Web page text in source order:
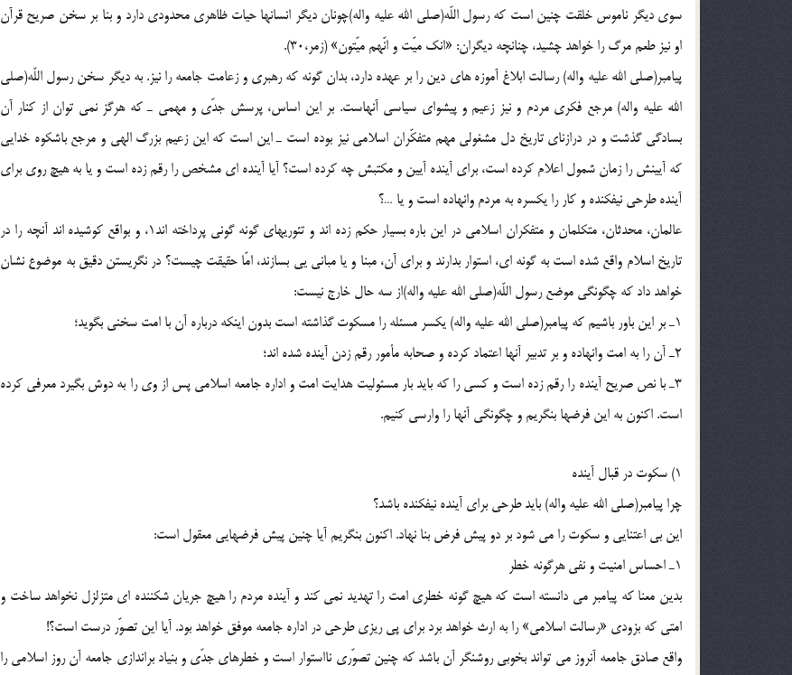
سوى ديگر ناموس خلقت چنين است كه رسول اللّه(صلی الله علیه واله)چونان ديگر انسانها حيات ظاهرى محدودى دارد و بنا بر سخن صريح قرآن
او نيز طعم مرگ را خواهد چشيد، چنانچه ديگران: «انك ميّت و انّهم ميّتون» (زمر،30).
پيامبر(صلی الله علیه واله) رسالت ابلاغ آموزه هاى دين را بر عهده دارد، بدان گونه كه رهبرى و زعامت جامعه را نيز. به ديگر سخن رسول اللّه(صلی
الله علیه واله) مرجع فكرى مردم و نيز زعيم و پيشواى سياسى آنهاست. بر اين اساس، پرسش جدّى و مهمى ـ كه هرگز نمى توان از كنار آن
بسادگى گذشت و در درازناى تاريخ دل مشغولى مهم متفكّران اسلامى نيز بوده است ـ اين است كه اين زعيم بزرگ الهى و مرجع باشكوه خدايى
كه آيينش را زمان شمول اعلام كرده است، براى آينده آيين و مكتبش چه كرده است؟ آيا آينده اى مشخص را رقم زده است و يا به هيچ روى براى
آينده طرحى نيفكنده و كار را يكسره به مردم وانهاده است و يا …؟
عالمان، محدثان، متكلمان و متفكران اسلامى در اين باره بسيار حكم زده اند و تئوريهاى گونه گونى پرداخته اند1، و بواقع كوشيده اند آنچه را در
تاريخ اسلام واقع شده است به گونه اى، استوار بدارند و براى آن، مبنا و يا مبانى يى بسازند، امّا حقيقت چيست؟ در نگريستن دقيق به موضوع نشان
خواهد داد كه چگونگى موضع رسول اللّه(صلی الله علیه واله)از سه حال خارج نيست:
1ـ بر اين باور باشيم كه پيامبر(صلی الله علیه واله) يكسر مسئله را مسكوت گذاشته است بدون اينكه درباره آن با امت سخنى بگويد؛
2ـ آن را به امت وانهاده و بر تدبير آنها اعتماد كرده و صحابه مأمور رقم زدن آينده شده اند؛
3ـ با نص صريح آينده را رقم زده است و كسى را كه بايد بار مسئوليت هدايت امت و اداره جامعه اسلامى پس از وى را به دوش بگيرد معرفى كرده
است. اكنون به اين فرضها بنگريم و چگونگى آنها را وارسى كنيم.
1) سكوت در قبال آينده
چرا پيامبر(صلی الله علیه واله) بايد طرحى براى آينده نيفكنده باشد؟
اين بى اعتنايى و سكوت را مى شود بر دو پيش فرض بنا نهاد. اكنون بنگريم آيا چنين پيش فرضهايى معقول است:
1ـ احساس امنيت و نفى هرگونه خطر
بدين معنا كه پيامبر مى دانسته است كه هيچ گونه خطرى امت را تهديد نمى كند و آينده مردم را هيچ جريان شكننده اى متزلزل نخواهد ساخت و
امتى كه بزودى «رسالت اسلامى» را به ارث خواهد برد براى پى ريزى طرحى در اداره جامعه موفق خواهد بود. آيا اين تصوّر درست است؟!
واقع صادق جامعه آنروز مى تواند بخوبى روشنگر آن باشد كه چنين تصوّرى نااستوار است و خطرهاى جدّى و بنياد براندازى جامعه آن روز اسلامى را